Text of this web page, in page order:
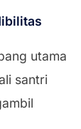
utama
santri